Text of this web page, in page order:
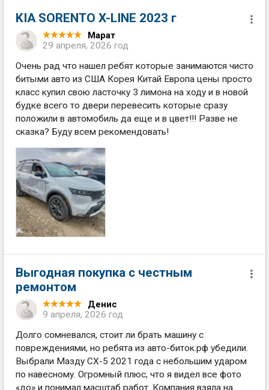
KIA SORENTO X-LINE 2023 г
Марат
29 апреля, 2026 год
Очень рад что нашел ребят которые занимаются чисто
битыми авто из США Корея Китай Европа цены просто
класс купил свою ласточку 3 лимона на ходу и в новой
будке всего то двери перевесить которые сразу
положили в автомобиль да еще и в цвет!!! Разве не
сказка? Буду всем рекомендовать!
Выгодная покупка с честным
ремонтом
Денис
9 апреля, 2026 год
Долго сомневался, стоит ли брать машину с
повреждениями, но ребята из авто-биток.рф убедили.
Выбрали Мазду СХ-5 2021 года с небольшим ударом
по навесному. Огромный плюс, что я видел все фото
«до» и понимал масштаб работ. Компания взяла на